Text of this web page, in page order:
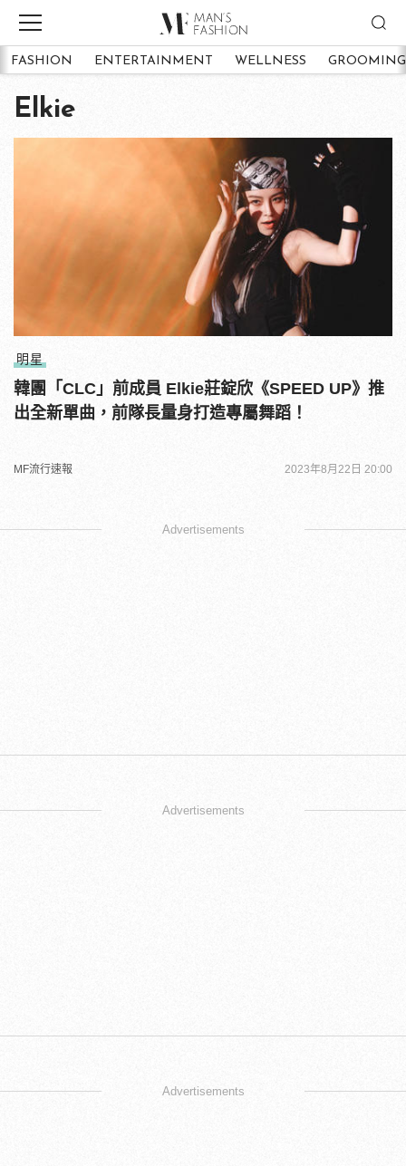
FASHION ENTERTAINMENT WELLNESS GROOMING
Elkie
明星
韓團「CLC」前成員 Elkie莊錠欣《SPEED UP》推
出全新單曲，前隊長量身打造專屬舞蹈！
MF流行速報 2023年8月22日 20:00
Advertisements
Advertisements
Advertisements